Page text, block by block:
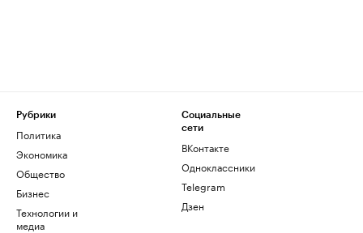
Рубрики
Политика
Экономика
Общество
Бизнес
Технологии и
медиа
Социальные
сети
ВКонтакте
Одноклассники
Telegram
Дзен